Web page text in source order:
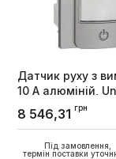
Датчик руху з
10 A алюміній,
New,Schneider
Артикул:
8 546,31 грн
Під замовлення,
термін поставки